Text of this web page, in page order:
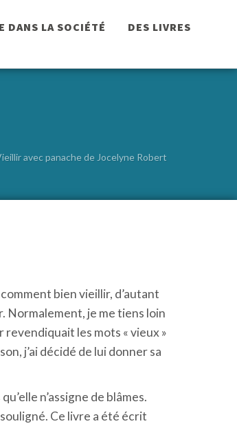
DANS LA SOCIÉTÉ
DES LIVRES
avec panache de Jocelyne Robert
bien vieillir, d’autant
Normalement, je me tiens loin
les mots « vieux »
j’ai décidé de lui donner sa
n’assigne de blâmes.
Ce livre a été écrit